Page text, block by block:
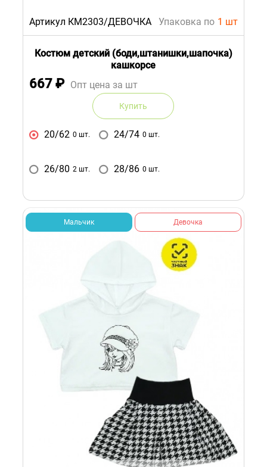
Артикул КМ2303/ДЕВОЧКА Упаковка по 1 шт
Костюм детский (боди,штанишки,шапочка)
кашкорсе
667 ₽ Опт цена за шт
Купить
20/62 0 шт. 24/74 0 шт.
26/80 2 шт. 28/86 0 шт.
Мальчик Девочка